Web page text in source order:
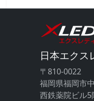
日本エクス
〒810-0022
福岡県福岡市
西鉄薬院ビル5